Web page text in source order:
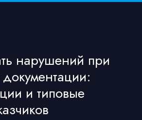
нарушений при
документации:
и типовые